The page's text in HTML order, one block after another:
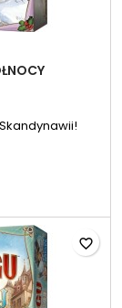
favorite_border